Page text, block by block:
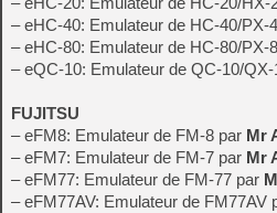
– eHC-40: Emulateur de HC-40/PX-4
– eHC-80: Emulateur de HC-80/PX-
– eQC-10: Emulateur de QC-10/QX-
FUJITSU
– eFM8: Emulateur de FM-8 par Mr
– eFM7: Emulateur de FM-7 par Mr
– eFM77: Emulateur de FM-77 par
– eFM77AV: Emulateur de FM77AV